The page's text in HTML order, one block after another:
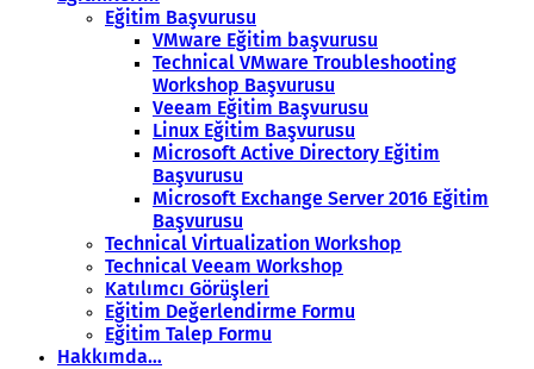
Eğitim Başvurusu
VMware Eğitim başvurusu
Technical VMware Troubleshooting
Workshop Başvurusu
Veeam Eğitim Başvurusu
Linux Eğitim Başvurusu
Microsoft Active Directory Eğitim
Başvurusu
Microsoft Exchange Server 2016 Eğitim
Başvurusu
Technical Virtualization Workshop
Technical Veeam Workshop
Katılımcı Görüşleri
Eğitim Değerlendirme Formu
Eğitim Talep Formu
Hakkımda…